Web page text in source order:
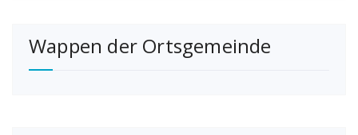
Wappen der Ortsgemeinde